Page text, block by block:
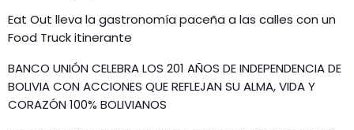
Eat Out lleva la gastronomía paceña a las calles con un
Food Truck itinerante
BANCO UNIÓN CELEBRA LOS 201 AÑOS DE INDEPENDENCIA DE
BOLIVIA CON ACCIONES QUE REFLEJAN SU ALMA, VIDA Y
CORAZÓN 100% BOLIVIANOS